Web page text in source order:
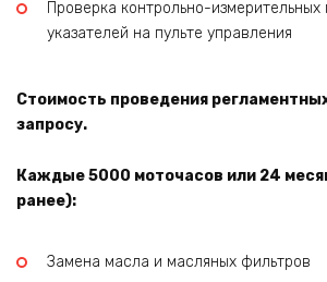
Проверка контрольно-измерительных
указателей на пульте управления
Стоимость проведения
запросу.
Каждые 5000 моточасов или 24
ранее):
Замена масла и масляных фильтров